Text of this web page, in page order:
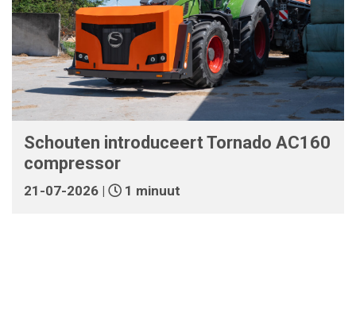
Schouten introduceert Tornado AC160
compressor
21-07-2026 | 1 minuut